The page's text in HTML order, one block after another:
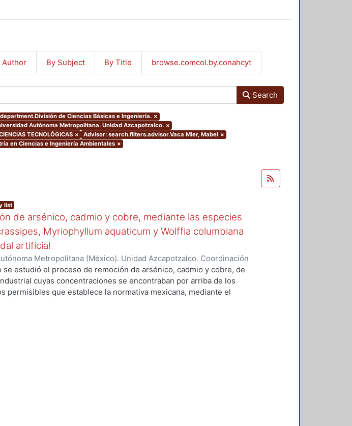
Author By Subject By Title browse.comcol.by.conahcyt
Search
de Ciencias Básicas e Ingeniería. ×
Autónoma Metropolitana. Unidad Azcapotzalco. ×
TECNOLÓGICAS × Advisor: search.filters.advisor.Vaca Mier, Mabel ×
en Ciencias e Ingeniería Ambientales ×
list
de arsénico, cadmio y cobre, mediante las especies
Myriophyllum aquaticum y Wolffia columbiana
artificial
Metropolitana (México). Unidad Azcapotzalco. Coordinación
Información. ,2020-01)Islas Olvera, Jessica
se estudió el proceso de remoción de arsénico, cadmio y cobre, de
cuyas concentraciones se encontraban por arriba de los
permisibles que establece la normativa mexicana, mediante el